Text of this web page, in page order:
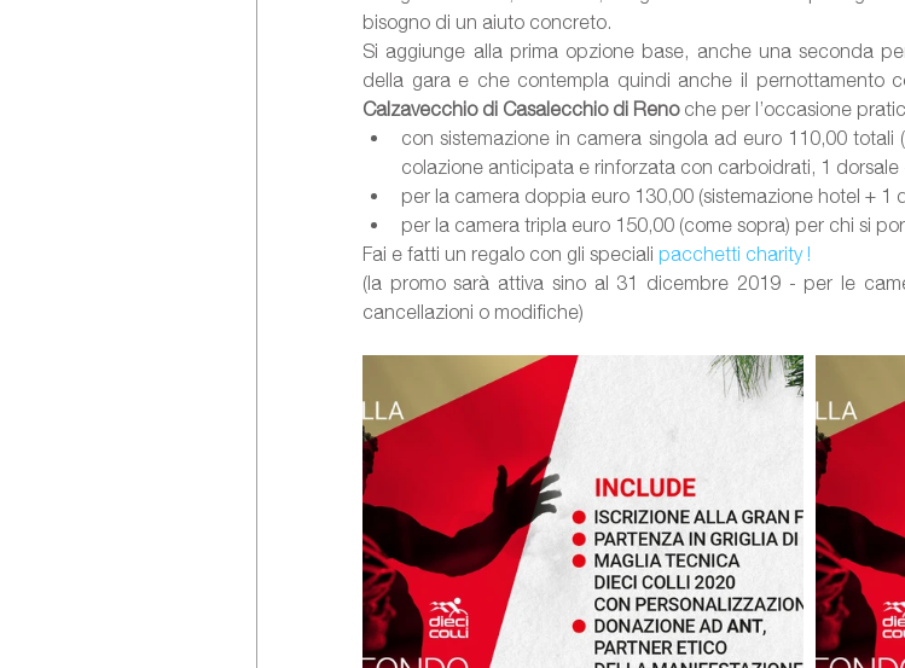
bisogno di un aiuto concreto.
Si aggiunge alla prima opzione base, anche una seconda
della gara e che contempla quindi anche il pernottamento
Calzavecchio di Casalecchio di Reno che per l’occasione
con sistemazione in camera singola ad euro 110,00
per la camera doppia euro 130,00 (sistemazione hotel + 1
per la camera tripla euro 150,00 (come sopra) per chi si
Fai e fatti un regalo con gli speciali pacchetti charity !
(la promo sarà attiva sino al 31 dicembre 2019 - per le
cancellazioni o modifiche)